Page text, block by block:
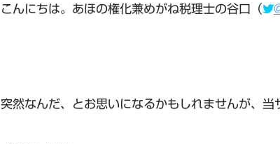
こんにちは。あほの権化兼めがね税理士の谷口（
突然なんだ、とお思いになるかもしれませんが、当